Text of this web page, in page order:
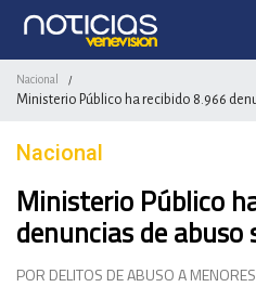
Nacional /
Ministerio Público ha recibido 8.966
Nacional
Ministerio Público
denuncias de abuso
POR DELITOS DE ABUSO A MENORES